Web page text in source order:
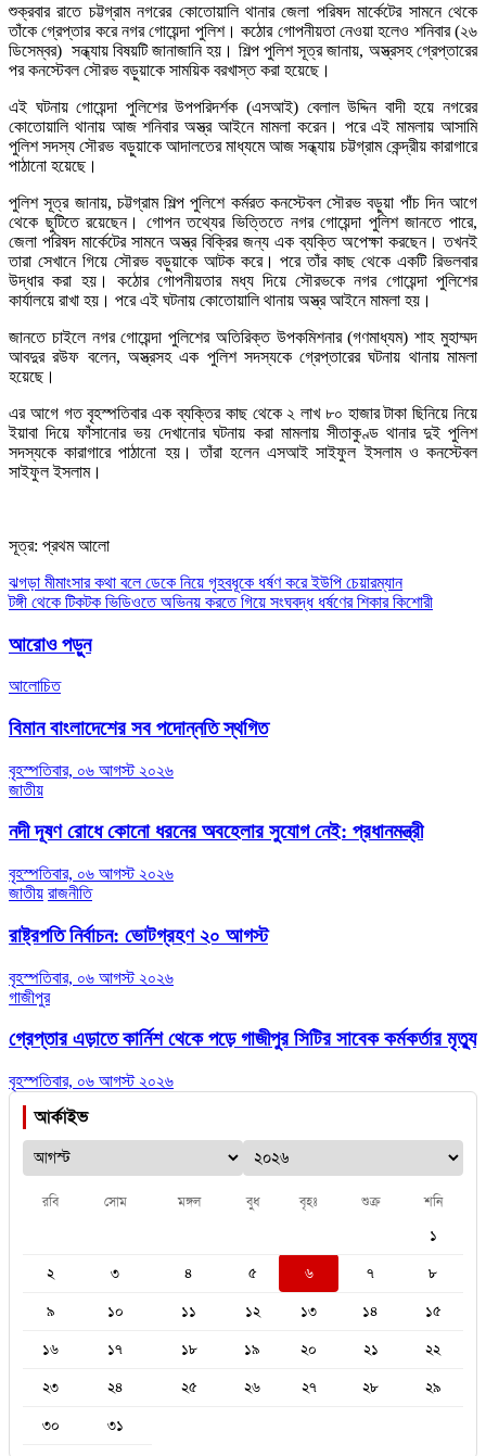
শুক্রবার রাতে চট্টগ্রাম নগরের কোতোয়ালি থানার জেলা পরিষদ মার্কেটের সামনে থেকে
তাঁকে গ্রেপ্তার করে নগর গোয়েন্দা পুলিশ। কঠোর গোপনীয়তা নেওয়া হলেও শনিবার (২৬
ডিসেম্বর) সন্ধ্যায় বিষয়টি জানাজানি হয়। শিল্প পুলিশ সূত্র জানায়, অস্ত্রসহ গ্রেপ্তারের
পর কনস্টেবল সৌরভ বড়ুয়াকে সাময়িক বরখাস্ত করা হয়েছে।
এই ঘটনায় গোয়েন্দা পুলিশের উপপরিদর্শক (এসআই) বেলাল উদ্দিন বাদী হয়ে নগরের
কোতোয়ালি থানায় আজ শনিবার অস্ত্র আইনে মামলা করেন। পরে এই মামলায় আসামি
পুলিশ সদস্য সৌরভ বড়ুয়াকে আদালতের মাধ্যমে আজ সন্ধ্যায় চট্টগ্রাম কেন্দ্রীয় কারাগারে
পাঠানো হয়েছে।
পুলিশ সূত্র জানায়, চট্টগ্রাম শিল্প পুলিশে কর্মরত কনস্টেবল সৌরভ বড়ুয়া পাঁচ দিন আগে
থেকে ছুটিতে রয়েছেন। গোপন তথ্যের ভিত্তিতে নগর গোয়েন্দা পুলিশ জানতে পারে,
জেলা পরিষদ মার্কেটের সামনে অস্ত্র বিক্রির জন্য এক ব্যক্তি অপেক্ষা করছেন। তখনই
তারা সেখানে গিয়ে সৌরভ বড়ুয়াকে আটক করে। পরে তাঁর কাছ থেকে একটি রিভলবার
উদ্ধার করা হয়। কঠোর গোপনীয়তার মধ্য দিয়ে সৌরভকে নগর গোয়েন্দা পুলিশের
কার্যালয়ে রাখা হয়। পরে এই ঘটনায় কোতোয়ালি থানায় অস্ত্র আইনে মামলা হয়।
জানতে চাইলে নগর গোয়েন্দা পুলিশের অতিরিক্ত উপকমিশনার (গণমাধ্যম) শাহ মুহাম্মদ
আবদুর রউফ বলেন, অস্ত্রসহ এক পুলিশ সদস্যকে গ্রেপ্তারের ঘটনায় থানায় মামলা
হয়েছে।
এর আগে গত বৃহস্পতিবার এক ব্যক্তির কাছ থেকে ২ লাখ ৮০ হাজার টাকা ছিনিয়ে নিয়ে
ইয়াবা দিয়ে ফাঁসানোর ভয় দেখানোর ঘটনায় করা মামলায় সীতাকুণ্ড থানার দুই পুলিশ
সদস্যকে কারাগারে পাঠানো হয়। তাঁরা হলেন এসআই সাইফুল ইসলাম ও কনস্টেবল
সাইফুল ইসলাম।
সূত্র: প্রথম আলো
Post
navigation
ঝগড়া মীমাংসার কথা বলে ডেকে নিয়ে গৃহবধূকে ধর্ষণ করে ইউপি চেয়ারম্যান
টঙ্গী থেকে টিকটক ভিডিওতে অভিনয় করতে গিয়ে সংঘবদ্ধ ধর্ষণের শিকার কিশোরী
আরোও পড়ুন
আলোচিত
বিমান বাংলাদেশের সব পদোন্নতি স্থগিত
বৃহস্পতিবার, ০৬ আগস্ট ২০২৬
জাতীয়
নদী দূষণ রোধে কোনো ধরনের অবহেলার সুযোগ নেই: প্রধানমন্ত্রী
বৃহস্পতিবার, ০৬ আগস্ট ২০২৬
জাতীয় রাজনীতি
রাষ্ট্রপতি নির্বাচন: ভোটগ্রহণ ২০ আগস্ট
বৃহস্পতিবার, ০৬ আগস্ট ২০২৬
গাজীপুর
গ্রেপ্তার এড়াতে কার্নিশ থেকে পড়ে গাজীপুর সিটির সাবেক কর্মকর্তার মৃত্যু
বৃহস্পতিবার, ০৬ আগস্ট ২০২৬
আর্কাইভ
রবি সোম মঙ্গল বুধ বৃহঃ শুক্র শনি
১
২
৩ ৪ ৫ ৬ ৭
৮
৯
১০ ১১ ১২ ১৩ ১৪
১৫
১৬
১৭ ১৮ ১৯ ২০ ২১
২২
২৩
২৪ ২৫ ২৬ ২৭ ২৮
২৯
৩০
৩১